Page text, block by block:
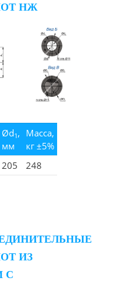
НЖ
Ød1 ,
мм
Масса,
кг ±5%
205 248
ИЗ
С